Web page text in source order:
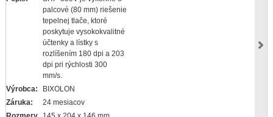
palcové (80 mm) riešenie
tepelnej tlače, ktoré
poskytuje vysokokvalitné
účtenky a lístky s
rozlíšením 180 dpi a 203
dpi pri rýchlosti 300
mm/s.
Výrobca:
BIXOLON
Záruka:
24 mesiacov